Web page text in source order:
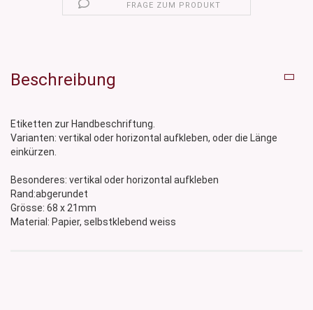
FRAGE ZUM PRODUKT
Beschreibung
Etiketten zur Handbeschriftung.
Varianten: vertikal oder horizontal aufkleben, oder die Länge
einkürzen.
Besonderes: vertikal oder horizontal aufkleben
Rand:abgerundet
Grösse: 68 x 21mm
Material: Papier, selbstklebend weiss